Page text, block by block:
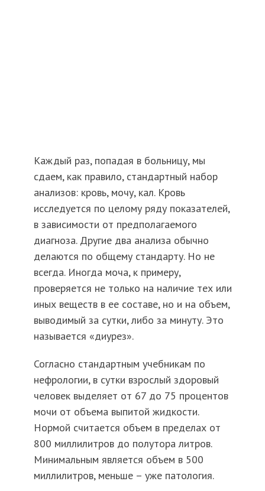
Каждый раз, попадая в больницу, мы
сдаем, как правило, стандартный набор
анализов: кровь, мочу, кал. Кровь
исследуется по целому ряду показателей,
в зависимости от предполагаемого
диагноза. Другие два анализа обычно
делаются по общему стандарту. Но не
всегда. Иногда моча, к примеру,
проверяется не только на наличие тех или
иных веществ в ее составе, но и на объем,
выводимый за сутки, либо за минуту. Это
называется «диурез».
Согласно стандартным учебникам по
нефрологии, в сутки взрослый здоровый
человек выделяет от 67 до 75 процентов
мочи от объема выпитой жидкости.
Нормой считается объем в пределах от
800 миллилитров до полутора литров.
Минимальным является объем в 500
миллилитров, меньше – уже патология.